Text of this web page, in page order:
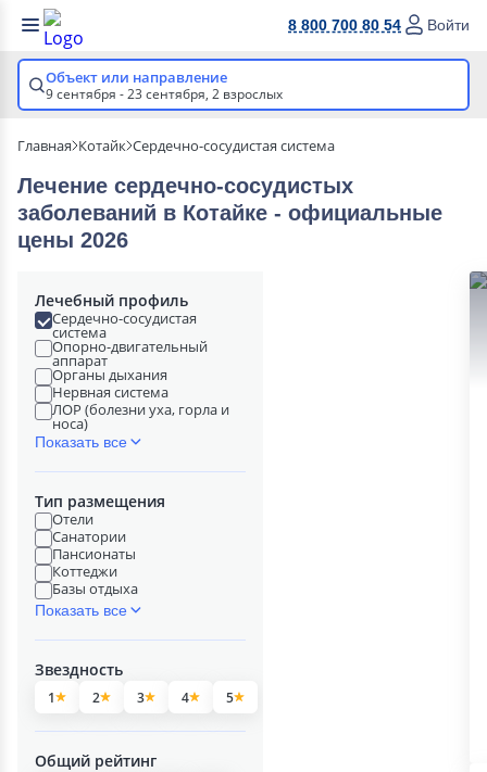
8 800 700 80 54 Войти
Объект или направление
9 сентября - 23 сентября, 2 взрослых
Главная Котайк Сердечно-сосудистая система
Лечение сердечно-сосудистых
заболеваний в Котайке - официальные
цены 2026
Лечебный профиль
Сердечно-сосудистая
система
Опорно-двигательный
аппарат
Органы дыхания
Нервная система
ЛОР (болезни уха, горла и
носа)
Показать все
Тип размещения
Отели
Санатории
Пансионаты
Коттеджи
Базы отдыха
Показать все
Звездность
1 2 3 4 5
Общий рейтинг